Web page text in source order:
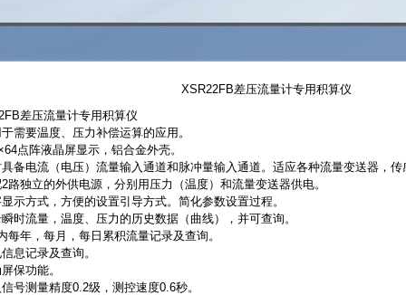
XSR22FB差压流量计专用积算仪
差压流量计专用积算仪
需要温度、压力补偿运算的应用。
点阵液晶屏显示，铝合金外壳。
备电流（电压）流量输入通道和脉冲量输入通道。适应各种流量变送器，
路独立的外供电源，分别用压力（温度）和流量变送器供电。
示方式，方便的设置引导方式。简化参数设置过程。
时流量，温度、压力的历史数据（曲线），并可查询。
每年，每月，每日累积流量记录及查询。
息记录及查询。
保功能。
号测量精度0.2级，测控速度0.6秒。